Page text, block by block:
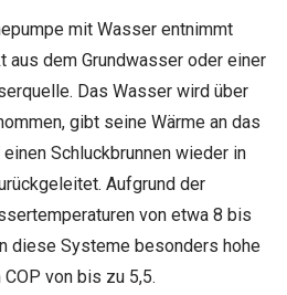
mit Wasser entnimmt
aus dem Grundwasser oder einer
Das Wasser wird über
gibt seine Wärme an das
Schluckbrunnen wieder in
Aufgrund der
von etwa 8 bis
diese Systeme besonders hohe
von bis zu 5,5.